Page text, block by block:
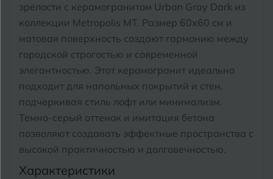
зрелости с керамогранитом Urban Gray Dark из
коллекции Metropolis MT. Размер 60x60 см и
матовая поверхность создают гармонию между
городской строгостью и современной
элегантностью. Этот керамогранит идеально
подходит для напольных покрытий и стен,
подчеркивая стиль лофт или минимализм.
Темно-серый оттенок и имитация бетона
позволяют создавать эффектные пространства с
высокой практичностью и долговечностью.
Характеристики
Кемерово
Ковров
Кострома
Котлас
Краснодар
Курган
Тула
Тюмень
У Улан-Удэ
Ульяновск